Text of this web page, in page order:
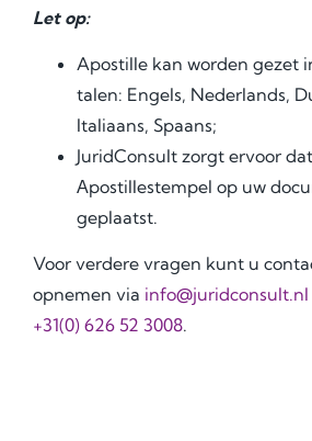
Let op:
Apostille kan worden gezet
talen: Engels, Nederlands,
Italiaans, Spaans;
JuridConsult zorgt ervoor
Аpostillestempel op uw
geplaatst.
Voor verdere vragen kunt u
opnemen via info@juridconsult.nl
+31(0) 626 52 3008.